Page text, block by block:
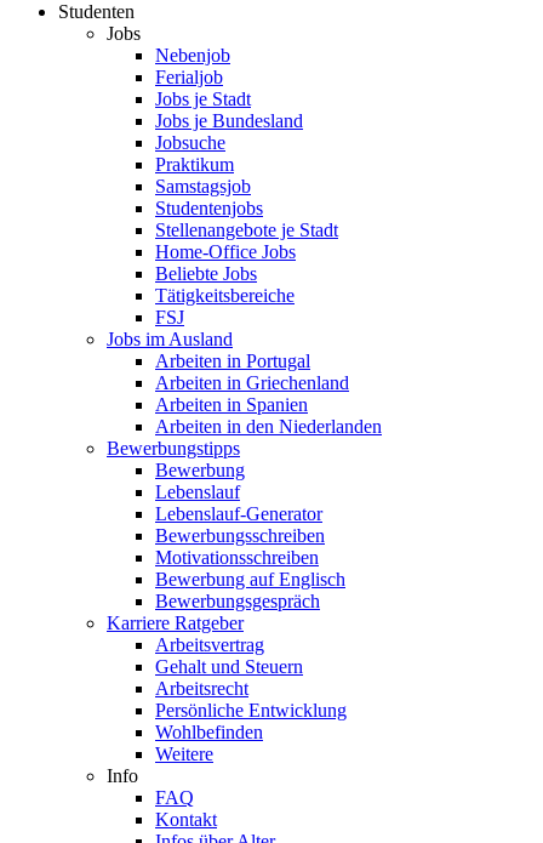
Studenten
Jobs
Nebenjob
Ferialjob
Jobs je Stadt
Jobs je Bundesland
Jobsuche
Praktikum
Samstagsjob
Studentenjobs
Stellenangebote je Stadt
Home-Office Jobs
Beliebte Jobs
Tätigkeitsbereiche
FSJ
Jobs im Ausland
Arbeiten in Portugal
Arbeiten in Griechenland
Arbeiten in Spanien
Arbeiten in den Niederlanden
Bewerbungstipps
Bewerbung
Lebenslauf
Lebenslauf-Generator
Bewerbungsschreiben
Motivationsschreiben
Bewerbung auf Englisch
Bewerbungsgespräch
Karriere Ratgeber
Arbeitsvertrag
Gehalt und Steuern
Arbeitsrecht
Persönliche Entwicklung
Wohlbefinden
Weitere
Info
FAQ
Kontakt